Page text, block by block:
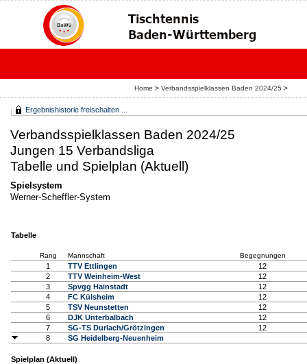
Home > Verbandsspielklassen Baden 2024/25 >
Ergebnishistorie freischalten ...
Verbandsspielklassen Baden 2024/25
Jungen 15 Verbandsliga
Tabelle und Spielplan (Aktuell)
Spielsystem
Werner-Scheffler-System
Tabelle
Rang Mannschaft Begegnungen
1 TTV Ettlingen
12
2
TTV Weinheim-West
12
3
Spvgg Hainstadt
12
4
FC Külsheim
12
5
TSV Neunstetten
12
6
DJK Unterbalbach
12
7
SG-TS Durlach/Grötzingen
12
8
SG Heidelberg-Neuenheim
Spielplan (Aktuell)